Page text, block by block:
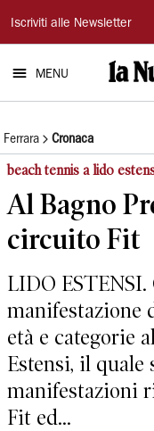
La
Nuova
Ferrara
Iscriviti alle Newsletter
MENU
Ferrara Cronaca
beach tennis a lido
Al Bagno
circuito Fit
LIDO
manifestazione
età e categorie
Estensi, il quale
manifestazioni
Fit ed...